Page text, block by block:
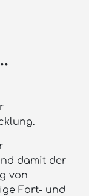
damit der
von
Fort- und